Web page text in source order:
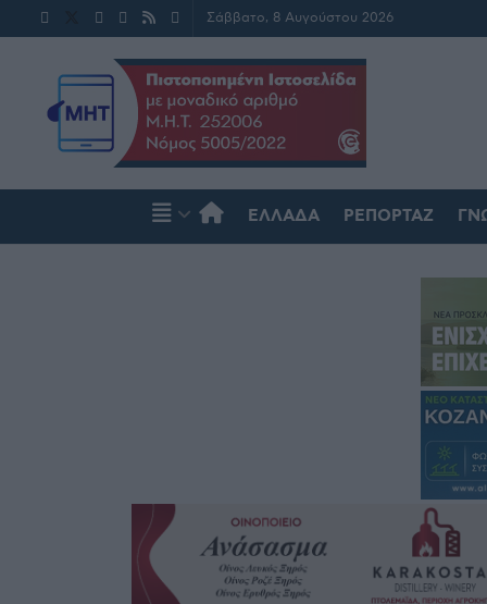
Σάββατο, 8 Αυγούστου 2026
ΕΛΛΆΔΑ ΡΕΠΟΡΤΆΖ